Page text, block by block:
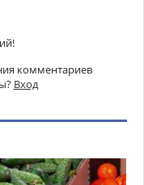
комментариев
Вход